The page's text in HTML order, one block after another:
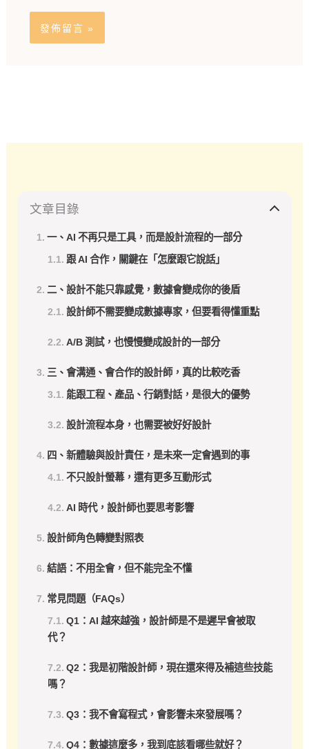
文章目錄
一、AI 不再只是工具，而是設計流程的一部分
跟 AI 合作，關鍵在「怎麼跟它說話」
二、設計不能只靠感覺，數據會變成你的後盾
設計師不需要變成數據專家，但要看得懂重點
A/B 測試，也慢慢變成設計的一部分
三、會溝通、會合作的設計師，真的比較吃香
能跟工程、產品、行銷對話，是很大的優勢
設計流程本身，也需要被好好設計
四、新體驗與設計責任，是未來一定會遇到的事
不只設計螢幕，還有更多互動形式
AI 時代，設計師也要思考影響
設計師角色轉變對照表
結語：不用全會，但不能完全不懂
常見問題（FAQs）
Q1：AI 越來越強，設計師是不是遲早會被取
代？
Q2：我是初階設計師，現在還來得及補這些技能
嗎？
Q3：我不會寫程式，會影響未來發展嗎？
Q4：數據這麼多，我到底該看哪些就好？